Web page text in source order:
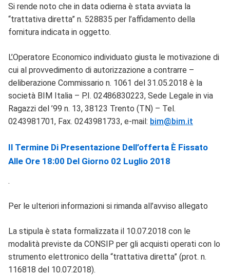
Si rende noto che in data odierna è stata avviata la
“trattativa diretta” n. 528835 per l’affidamento della
fornitura indicata in oggetto.
L’Operatore Economico individuato giusta le motivazione di
cui al provvedimento di autorizzazione a contrarre –
deliberazione Commissario n. 1061 del 31.05.2018 è la
società BIM Italia – P.I. 02486830223, Sede Legale in via
Ragazzi del ’99 n. 13, 38123 Trento (TN) – Tel.
0243981701, Fax. 0243981733, e-mail: bim@bim.it
Il Termine Di Presentazione Dell’offerta È Fissato
Alle Ore 18:00 Del Giorno 02 Luglio 2018
.
Per le ulteriori informazioni si rimanda all’avviso allegato
La stipula è stata formalizzata il 10.07.2018 con le
modalità previste da CONSIP per gli acquisti operati con lo
strumento elettronico della “trattativa diretta” (prot. n.
116818 del 10.07.2018).